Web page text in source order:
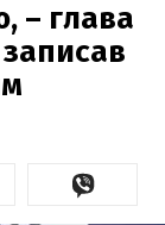
– глава